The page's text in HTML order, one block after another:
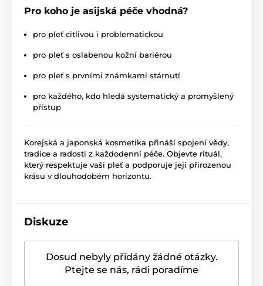
Pro koho je asijská péče vhodná?
pro pleť citlivou i problematickou
pro pleť s oslabenou kožní bariérou
pro pleť s prvními známkami stárnutí
pro každého, kdo hledá systematický a promyšlený
přístup
Korejská a japonská kosmetika přináší spojení vědy,
tradice a radosti z každodenní péče. Objevte rituál,
který respektuje vaši pleť a podporuje její přirozenou
krásu v dlouhodobém horizontu.
Diskuze
Dosud nebyly přidány žádné otázky.
Ptejte se nás, rádi poradíme